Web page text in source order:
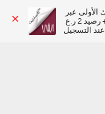
عند التسجيل